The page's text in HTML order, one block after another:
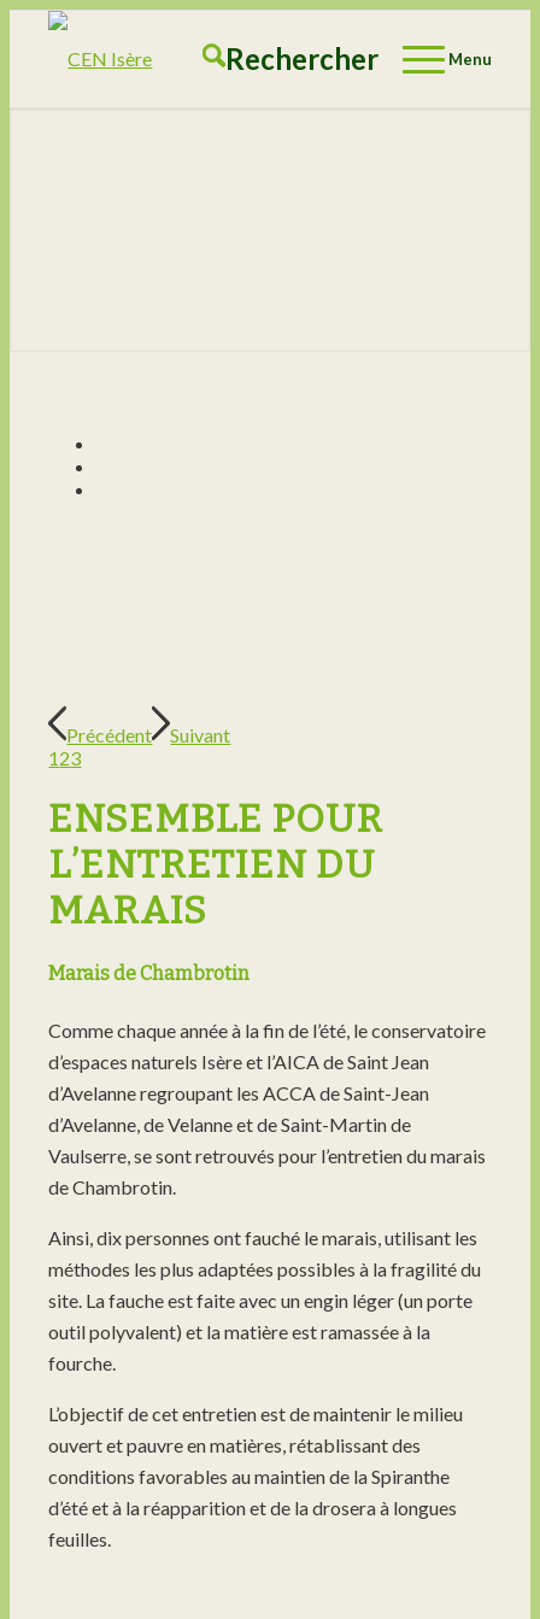
Rechercher Menu
Précédent
Suivant
123
ENSEMBLE POUR
L’ENTRETIEN DU
MARAIS
Marais de Chambrotin
Comme chaque année à la fin de l’été, le conservatoire
d’espaces naturels Isère et l’AICA de Saint Jean
d’Avelanne regroupant les ACCA de Saint-Jean
d’Avelanne, de Velanne et de Saint-Martin de
Vaulserre, se sont retrouvés pour l’entretien du marais
de Chambrotin.
Ainsi, dix personnes ont fauché le marais, utilisant les
méthodes les plus adaptées possibles à la fragilité du
site. La fauche est faite avec un engin léger (un porte
outil polyvalent) et la matière est ramassée à la
fourche.
L’objectif de cet entretien est de maintenir le milieu
ouvert et pauvre en matières, rétablissant des
conditions favorables au maintien de la Spiranthe
d’été et à la réapparition et de la drosera à longues
feuilles.